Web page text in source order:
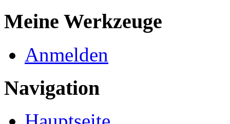
Meine Werkzeuge
Anmelden
Navigation